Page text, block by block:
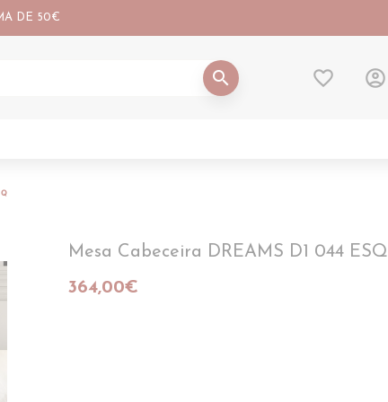
DE 50€
search favorite_border account_circle
Mesa Cabeceira DREAMS D1 044 ESQ
364,00€